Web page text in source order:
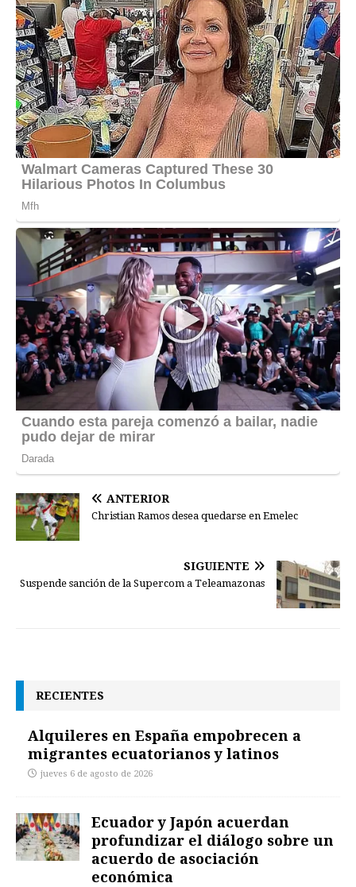
ANTERIOR
Christian Ramos desea quedarse en Emelec
SIGUIENTE
Suspende sanción de la Supercom a Teleamazonas
RECIENTES
Alquileres en España empobrecen a
migrantes ecuatorianos y latinos
jueves 6 de agosto de 2026
Ecuador y Japón acuerdan
profundizar el diálogo sobre un
acuerdo de asociación
económica